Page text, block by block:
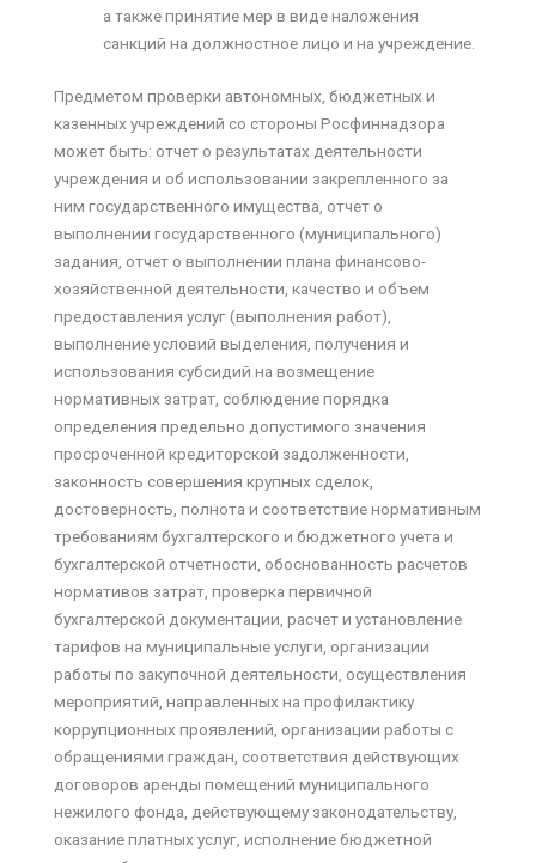
а также принятие мер в виде наложения
санкций на должностное лицо и на учреждение.
Предметом проверки автономных, бюджетных и
казенных учреждений со стороны Росфиннадзора
может быть: отчет о результатах деятельности
учреждения и об использовании закрепленного за
ним государственного имущества, отчет о
выполнении государственного (муниципального)
задания, отчет о выполнении плана финансово-
хозяйственной деятельности, качество и объем
предоставления услуг (выполнения работ),
выполнение условий выделения, получения и
использования субсидий на возмещение
нормативных затрат, соблюдение порядка
определения предельно допустимого значения
просроченной кредиторской задолженности,
законность совершения крупных сделок,
достоверность, полнота и соответствие нормативным
требованиям бухгалтерского и бюджетного учета и
бухгалтерской отчетности, обоснованность расчетов
нормативов затрат, проверка первичной
бухгалтерской документации, расчет и установление
тарифов на муниципальные услуги, организации
работы по закупочной деятельности, осуществления
мероприятий, направленных на профилактику
коррупционных проявлений, организации работы с
обращениями граждан, соответствия действующих
договоров аренды помещений муниципального
нежилого фонда, действующему законодательству,
оказание платных услуг, исполнение бюджетной